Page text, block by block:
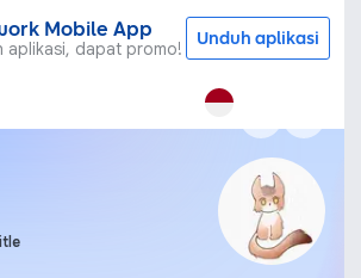
Mobile App
aplikasi, dapat promo! Unduh aplikasi